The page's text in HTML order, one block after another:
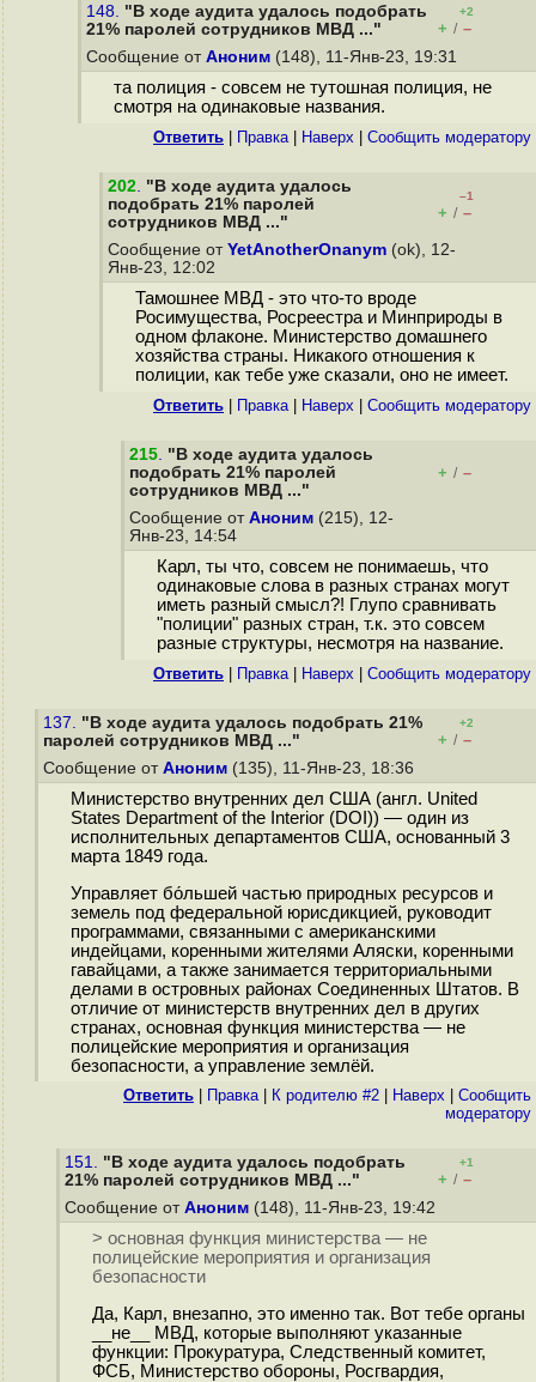
148. "В ходе аудита удалось подобрать
21% паролей сотрудников МВД ..."
+2
+ / –
Сообщение от Аноним (148), 11-Янв-23, 19:31
та полиция - совсем не тутошная полиция, не
смотря на одинаковые названия.
Ответить Правка| Наверх Cообщить модератору
202. "В ходе аудита удалось
подобрать 21% паролей
сотрудников МВД ..."
–1
+ / –
Сообщение от YetAnotherOnanym (ok), 12-
Янв-23, 12:02
Тамошнее МВД - это что-то вроде
Росимущества, Росреестра и Минприроды в
одном флаконе. Министерство домашнего
хозяйства страны. Никакого отношения к
полиции, как тебе уже сказали, оно не имеет.
Ответить Правка| Наверх Cообщить модератору
215. "В ходе аудита удалось
подобрать 21% паролей
сотрудников МВД ..."
+ / –
Сообщение от Аноним (215), 12-
Янв-23, 14:54
Карл, ты что, совсем не понимаешь, что
одинаковые слова в разных странах могут
иметь разный смысл?! Глупо сравнивать
"полиции" разных стран, т.к. это совсем
разные структуры, несмотря на название.
Ответить Правка| Наверх Cообщить модератору
137. "В ходе аудита удалось подобрать 21%
паролей сотрудников МВД ..."
+2
+ / –
Сообщение от Аноним (135), 11-Янв-23, 18:36
Министерство внутренних дел США (англ. United
States Department of the Interior (DOI)) — один из
исполнительных департаментов США, основанный 3
марта 1849 года.
Управляет бо́льшей частью природных ресурсов и
земель под федеральной юрисдикцией, руководит
программами, связанными с американскими
индейцами, коренными жителями Аляски, коренными
гавайцами, а также занимается территориальными
делами в островных районах Соединенных Штатов. В
отличие от министерств внутренних дел в других
странах, основная функция министерства — не
полицейскиe мероприятия и организация
безопасности, а управление землёй.
Ответить Правка| К родителю #2 Наверх
Cообщить
модератору
151. "В ходе аудита удалось подобрать
21% паролей сотрудников МВД ..."
+1
+ / –
Сообщение от Аноним (148), 11-Янв-23, 19:42
> основная функция министерства — не
полицейскиe мероприятия и организация
безопасности
Да, Карл, внезапно, это именно так. Вот тебе органы
__не__ МВД, которые выполняют указанные
функции: Прокуратура, Следственный комитет,
ФСБ, Министерство обороны, Росгвардия,